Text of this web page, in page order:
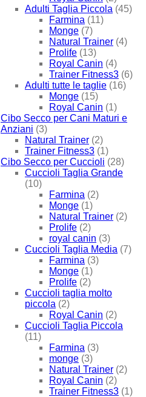
Adulti Taglia Piccola (45)
Farmina (11)
Monge (7)
Natural Trainer (4)
Prolife (13)
Royal Canin (4)
Trainer Fitness3 (6)
Adulti tutte le taglie (16)
Monge (15)
Royal Canin (1)
Cibo Secco per Cani Maturi e
Anziani (3)
Natural Trainer (2)
Trainer Fitness3 (1)
Cibo Secco per Cuccioli (28)
Cuccioli Taglia Grande
(10)
Farmina (2)
Monge (1)
Natural Trainer (2)
Prolife (2)
royal canin (3)
Cuccioli Taglia Media (7)
Farmina (3)
Monge (1)
Prolife (2)
Cuccioli taglia molto
piccola (2)
Royal Canin (2)
Cuccioli Taglia Piccola
(11)
Farmina (3)
monge (3)
Natural Trainer (2)
Royal Canin (2)
Trainer Fitness3 (1)